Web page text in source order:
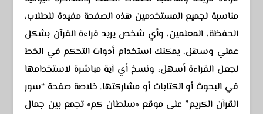
مناسبة لجميع المستخدمين هذه الصفحة مفيدة للطلاب،
الحفظة، المعلمين، وأي شخص يريد قراءة القرآن بشكل
عملي وسهل. يمكنك استخدام أدوات التحكم في الخط
لجعل القراءة أسهل، ونسخ أي آية مباشرة لاستخدامها
في البحوث أو الكتابات أو مشاركتها. خلاصة صفحة “سور
القرآن الكريم” على موقع «سلطان كم» تجمع بين جمال